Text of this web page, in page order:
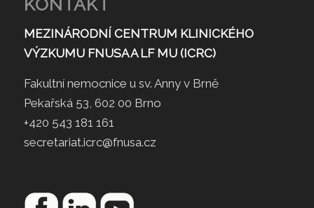
MEZINÁRODNÍ CENTRUM KLINICKÉHO
VÝZKUMU FNUSA A LF MU (ICRC)
Fakultní nemocnice u sv. Anny v Brně
Pekařská 53, 602 00 Brno
+420 543 181 161
secretariat.icrc@fnusa.cz